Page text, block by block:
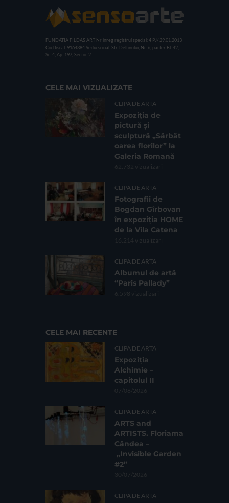
FUNDATIA FILDAS ART Nr inreg registrul special: 4 PJ/ 29.01.2013
Cod fiscal: 9164384 Sediu social: Str. Delfinului, Nr. 6, parter Bl. 42,
Sc. 4, Ap. 197, Sector 2
CELE MAI VIZUALIZATE
CLIPA DE ARTA
Expoziția de
pictură și
sculptură „Sărbăt
oarea florilor” la
Galeria Romană
62.732 vizualizari
CLIPA DE ARTA
Fotografii de
Bogdan Gîrbovan
în expoziția HOME
de la Vila Catena
16.214 vizualizari
CLIPA DE ARTA
Albumul de artă
“Paris Pallady”
6.598 vizualizari
CELE MAI RECENTE
CLIPA DE ARTA
Expoziția
Alchimie –
capitolul II
07/08/2026
CLIPA DE ARTA
ARTS and
ARTISTS. Floriama
Cândea –
„Invisible Garden
#2”
30/07/2026
CLIPA DE ARTA